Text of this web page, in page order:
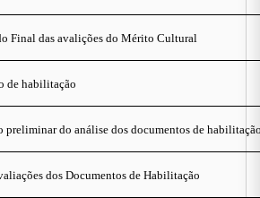
Final das avalições do Mérito Cultural
de habilitação
preliminar do análise dos documentos de
dos Documentos de Habilitação